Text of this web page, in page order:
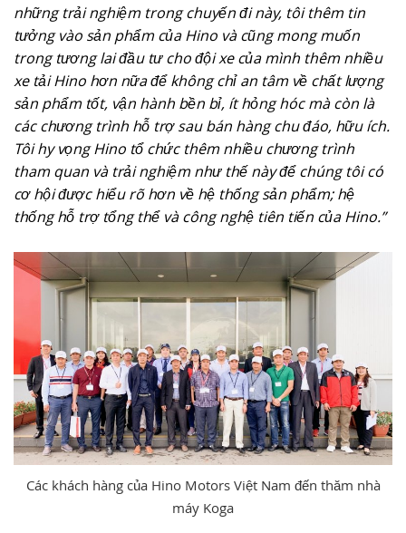
những trải nghiệm trong chuyến đi này, tôi thêm tin
tưởng vào sản phẩm của Hino và cũng mong muốn
trong tương lai đầu tư cho đội xe của mình thêm nhiều
xe tải Hino hơn nữa để không chỉ an tâm về chất lượng
sản phẩm tốt, vận hành bền bỉ, ít hỏng hóc mà còn là
các chương trình hỗ trợ sau bán hàng chu đáo, hữu ích.
Tôi hy vọng Hino tổ chức thêm nhiều chương trình
tham quan và trải nghiệm như thế này để chúng tôi có
cơ hội được hiểu rõ hơn về hệ thống sản phẩm; hệ
thống hỗ trợ tổng thể và công nghệ tiên tiến của Hino.”
Các khách hàng của Hino Motors Việt Nam đến thăm nhà
máy Koga